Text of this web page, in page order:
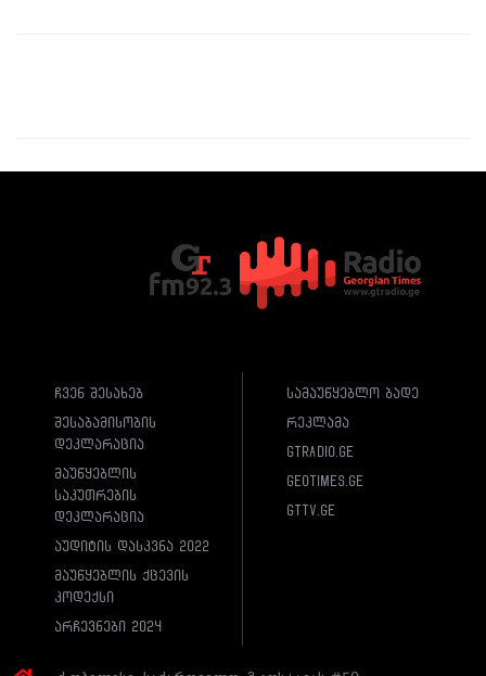
ჩვენ შესახებ
შესაბამისობის
დეკლარაცია
მაუწყებლის
საკუთრების
დეკლარაცია
აუდიტის დასკვნა 2022
მაუწყებლის ქცევის
კოდექსი
არჩევნები 2024
სამაუწყებლო ბადე
რეკლამა
gtradio.ge
geotimes.ge
gttv.ge